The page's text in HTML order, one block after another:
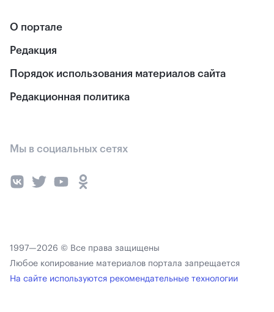
О портале
Редакция
Порядок использования материалов сайта
Редакционная политика
Мы в социальных сетях
1997—2026 © Все права защищены
Любое копирование материалов портала запрещается
На сайте используются рекомендательные технологии